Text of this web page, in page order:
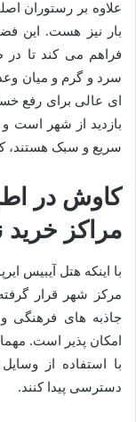
علاوه بر رستوران
بار نیز هست. این
فراهم می کند تا در
سرد و گرم و میان
ای عالی برای رفع
بازدید از شهر است و
سریع و سبک هستند،
کاوش در
مراکز خرید
با اینکه هتل آیبیس
مرکز شهر قرار
جاذبه های فرهنگی و
امکان پذیر است.
با استفاده از
دسترسی پیدا کنند.